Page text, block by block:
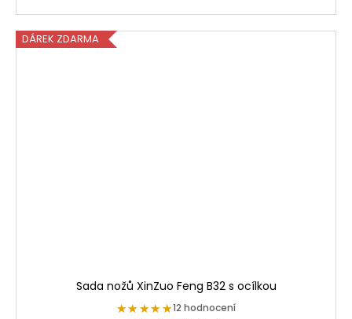
DÁREK ZDARMA
Sada nožů XinZuo Feng B32 s ocílkou
★★★★★
★★★★★12 hodnocení